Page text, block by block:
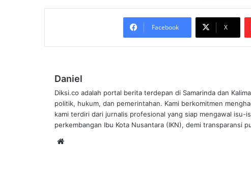
Facebook X
Daniel
Diksi.co adalah portal berita terdepan di Samarinda dan
politik, hukum, dan pemerintahan. Kami berkomitmen
kami terdiri dari jurnalis profesional yang siap mengawal isu-
perkembangan Ibu Kota Nusantara (IKN), demi transparansi